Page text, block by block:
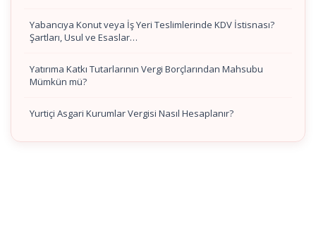
Yabancıya Konut veya İş Yeri Teslimlerinde KDV İstisnası?
Şartları, Usul ve Esaslar…
Yatırıma Katkı Tutarlarının Vergi Borçlarından Mahsubu
Mümkün mü?
Yurtiçi Asgari Kurumlar Vergisi Nasıl Hesaplanır?